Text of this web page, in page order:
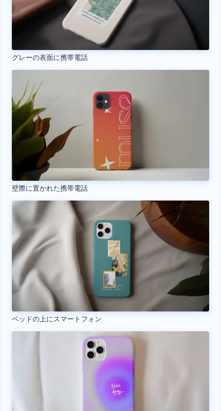
グレーの表面に携帯電話
壁際に置かれた携帯電話
ベッドの上にスマートフォン